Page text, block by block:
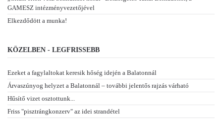
GAMESZ intézményvezetőjével
Elkezdődött a munka!
KÖZELBEN - LEGFRISSEBB
Ezeket a fagylaltokat keresik hőség idején a Balatonnál
Árvaszúnyog helyzet a Balatonnál – további jelentős rajzás várható
Hűsítő vizet osztottunk...
Friss "pisztrángkonzerv" az idei strandétel